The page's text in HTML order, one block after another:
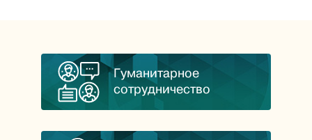
Гуманитарное
сотрудничество